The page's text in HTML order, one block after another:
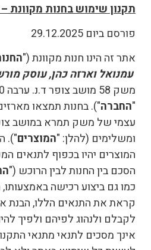
תקנון שימוש בחנות מקוונת
פורסם ביום 29.12.2025
אתר זה הינו חנות מקוונת ("
עמנואל וארזה כהן, עוסק מורשה
"החברה"). בחנות תמצאו
עצמי של משק תמרא במושב
ומשלימים (להלן: "המוצרים").
המוצרים יהיו בכפוף לתנאים
הסכם בין החנות לבין הרוכש ("
כמו גם ביצוע רכישה
קראת את התנאים הללו, הבנת
לקבלם ולנהוג לפיהם ולפיך
אינך מסכים לתנאי מתנאי